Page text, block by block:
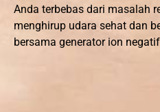
Anda terbebas dari masalah
menghirup udara sehat dan
bersama generator ion